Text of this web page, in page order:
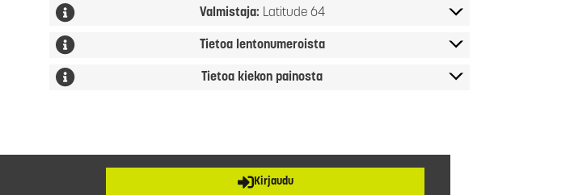
Valmistaja: Latitude 64
Tietoa lentonumeroista
Tietoa kiekon painosta
Kirjaudu